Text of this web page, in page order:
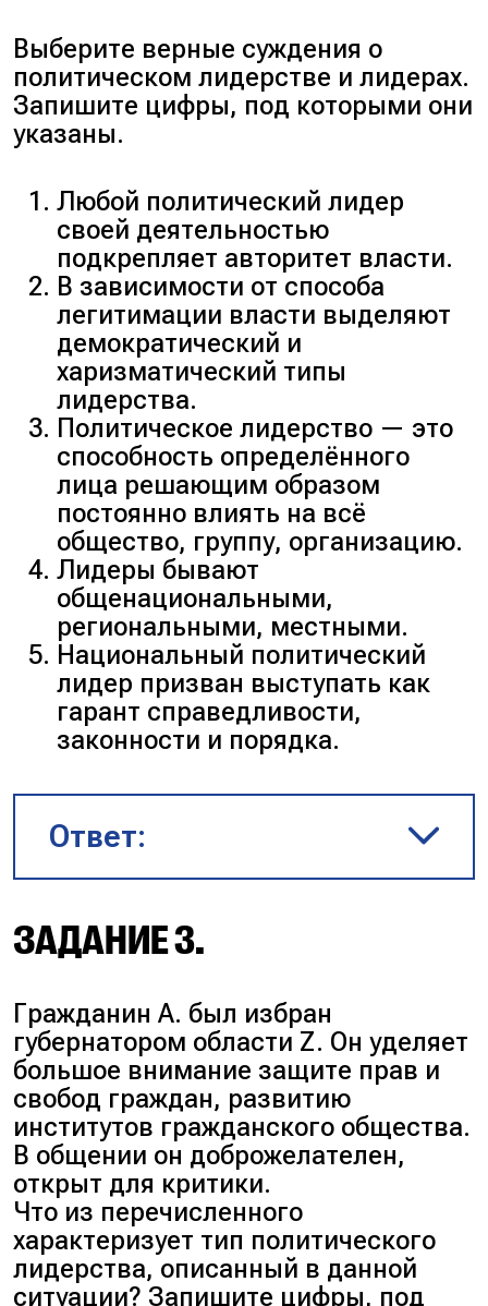
Пояснение
Да. Правящая политическая
элита — это группа лиц,
занимающаяся
деятельностью в сфере
власти и управления
государством.
Да. К задачам
политической элиты
относятся принятие
политических решений и
контроль за их
реализацией.
Нет. Пополнение или
изменение состава
политической элиты
зависит не только от
позиции элитарных
группировок, но и от
широкого спектра
факторов, включая
общественные и
политические изменения.
Нет. В политическую элиту
экономических кругов,
группы, в том числе
представители
силовых ведомств.
Да. В обществе любого типа
могут возникнуть
противоречия между
интересами элитарных и
неэлитарных групп.
Выберите верные суждения о
политическом лидерстве и лидерах.
Запишите цифры, под которыми они
указаны.
Любой политический лидер
своей деятельностью
подкрепляет авторитет власти.
В зависимости от способа
легитимации власти выделяют
демократический и
харизматический типы
лидерства.
Политическое лидерство — это
способность определённого
лица решающим образом
постоянно влиять на всё
общество, группу, организацию.
Лидеры бывают
общенациональными,
региональными, местными.
Национальный политический
лидер призван выступать как
гарант справедливости,
законности и порядка.
Ответ:
345.
Пояснение
Нет. Не каждый
политический лидер своей
деятельностью укрепляет
авторитет власти.
Некоторые, напротив,
подрывают доверие к ней
из-за некомпетентности,
коррупции или
непопулярных решений.
ЗАДАНИЕ 3.
Гражданин А. был избран
губернатором области Z. Он уделяет
большое внимание защите прав и
свобод граждан, развитию
институтов гражданского общества.
В общении он доброжелателен,
открыт для критики.
Что из перечисленного
характеризует тип политического
лидерства, описанный в данной
ситуации? Запишите цифры, под